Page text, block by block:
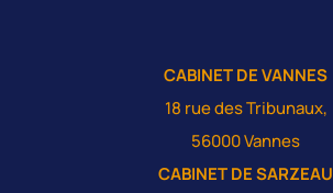
CABINET DE VANNES
18 rue des Tribunaux,
56000 Vannes
CABINET DE SARZEAU